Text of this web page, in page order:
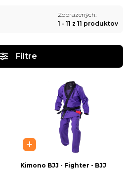
Zobrazených:
1 - 11 z 11 produktov
Filtre
Kimono BJJ - Fighter - BJJ